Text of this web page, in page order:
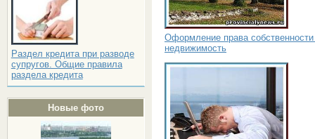
Раздел кредита при разводе
супругов. Общие правила
раздела кредита
Новые фото
Оформление права
недвижимость